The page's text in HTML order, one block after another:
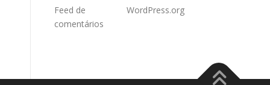
Feed de
comentários
WordPress.org